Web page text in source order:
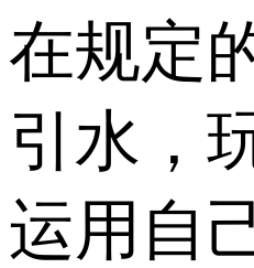
在规定
引水，
运用自